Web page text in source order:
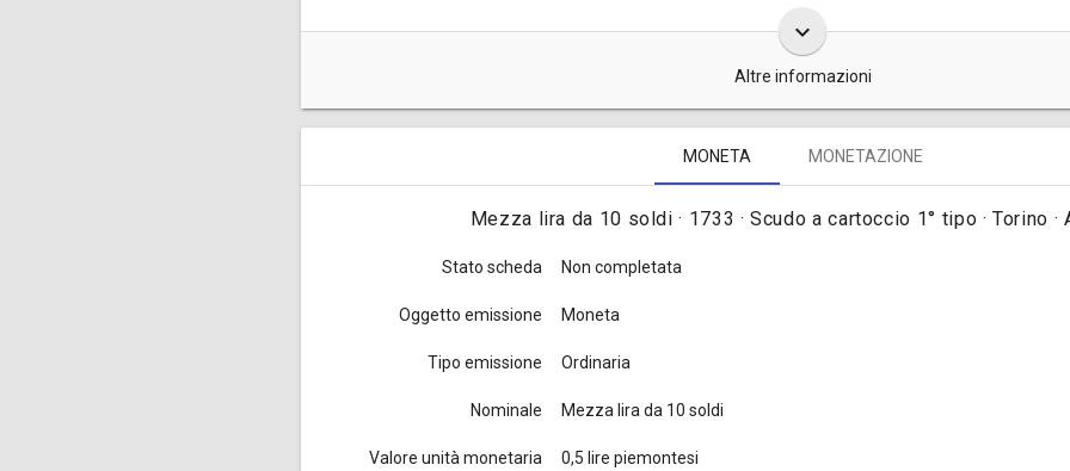
keyboard_arrow_down
Altre informazioni
Queste monete da mezza lira da 10 soldi d'argento furono coniate dal 1732 al 1733,
MONETA MONETAZIONE
Mezza lira da 10 soldi · 1733 · Scudo a cartoccio 1° tipo · Torino ·
Stato scheda Non completata
Oggetto emissione Moneta
Tipo emissione Ordinaria
Nominale Mezza lira da 10 soldi
Valore unità monetaria 0,5 lire piemontesi